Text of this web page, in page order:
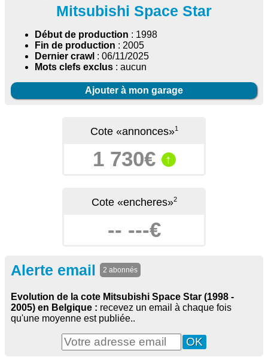
Mitsubishi Space Star
Début de production : 1998
Fin de production : 2005
Dernier crawl : 06/11/2025
Mots clefs exclus : aucun
Ajouter à mon garage
Cote «annonces»1
1 730€ ↑
Cote «encheres»2
-- ---€
Alerte email 2 abonnés
Evolution de la cote Mitsubishi Space Star (1998 -
2005) en Belgique : recevez un email à chaque fois
qu'une moyenne est publiée..